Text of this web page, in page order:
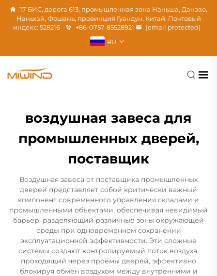
17 БИС, дорога 613, промышленная зона Наньша, Данзао,
Наньхай, Фошань, провинция Гуандун, Китай. Почтовый
индекс: 528216
+86-0757-85528921
[email protected]
RU
воздушная завеса для
промышленных дверей,
поставщик
Воздушная завеса от поставщика промышленных
дверей представляет собой критически важный
компонент современного управления складами и
промышленными объектами, обеспечивая невидимый
барьер, разделяющий различные зоны окружающей
среды при одновременном сохранении
эксплуатационной эффективности. Эти сложные
системы создают контролируемый поток воздуха,
проходящий через проёмы дверей, эффективно
блокируя обмен воздухом между внутренними и